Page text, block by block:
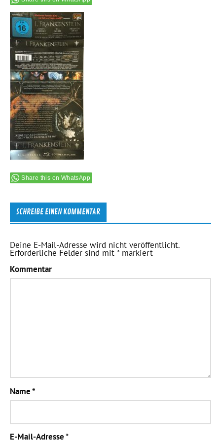
Share this on WhatsApp
SCHREIBE EINEN KOMMENTAR
Deine E-Mail-Adresse wird nicht veröffentlicht.
Erforderliche Felder sind mit*markiert
Kommentar
Name*
E-Mail-Adresse*